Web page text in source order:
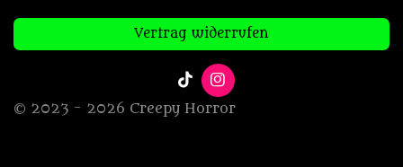
Vertrag widerrufen
T
i
k
I
n
s
© 2023 - 2026 Creepy Horror